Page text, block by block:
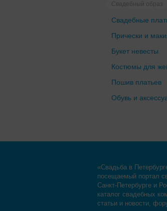
Свадебный образ
Свадебные
Прически и
Букет невесты
Костюмы для
Пошив платьев
Обувь и
«Свадьба в
посещаемый портал
Санкт-Петербурге и
каталог свадебных
статьи и новости,